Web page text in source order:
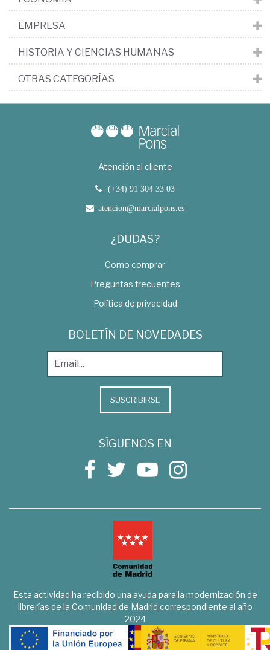
EMPRESA
HISTORIA Y CIENCIAS HUMANAS
OTRAS CATEGORÍAS
Atención al cliente
(+34) 91 304 33 03
atencion@marcialpons.es
¿DUDAS?
Como comprar
Preguntas frecuentes
Política de privacidad
BOLETÍN DE NOVEDADES
SUSCRIBIRSE
SÍGUENOS EN
Esta actividad ha recibido una ayuda para la modernización de
librerías de la Comunidad de Madrid correspondiente al año
2024